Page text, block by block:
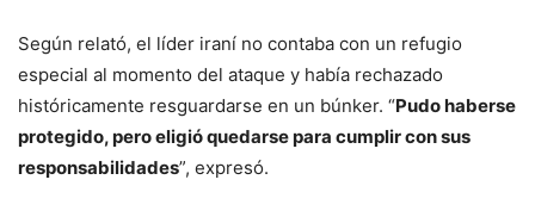
Según relató, el líder iraní no contaba con un refugio
especial al momento del ataque y había rechazado
históricamente resguardarse en un búnker. “Pudo haberse
protegido, pero eligió quedarse para cumplir con sus
responsabilidades”, expresó.